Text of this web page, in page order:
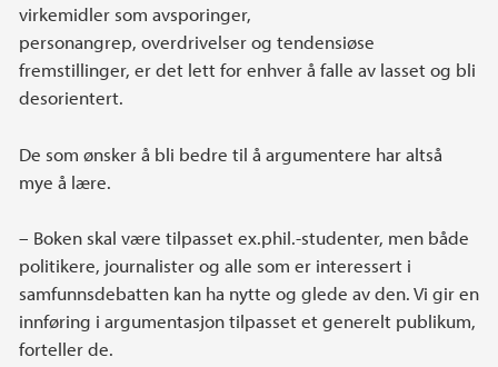
virkemidler som avsporinger,
personangrep, overdrivelser og tendensiøse
fremstillinger, er det lett for enhver å falle av lasset og bli
desorientert.
De som ønsker å bli bedre til å argumentere har altså
mye å lære.
– Boken skal være tilpasset ex.phil.-studenter, men både
politikere, journalister og alle som er interessert i
samfunnsdebatten kan ha nytte og glede av den. Vi gir en
innføring i argumentasjon tilpasset et generelt publikum,
forteller de.